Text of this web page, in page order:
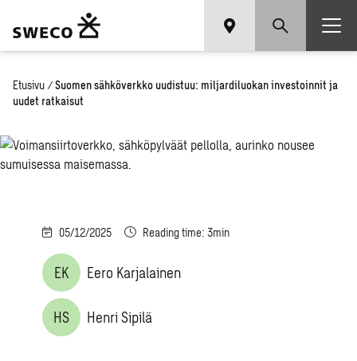
Etusivu / Suomen sähköverkko uudistuu: miljardiluokan investoinnit ja
uudet ratkaisut
05/12/2025 Reading time: 3min
EK Eero Karjalainen
HS Henri Sipilä